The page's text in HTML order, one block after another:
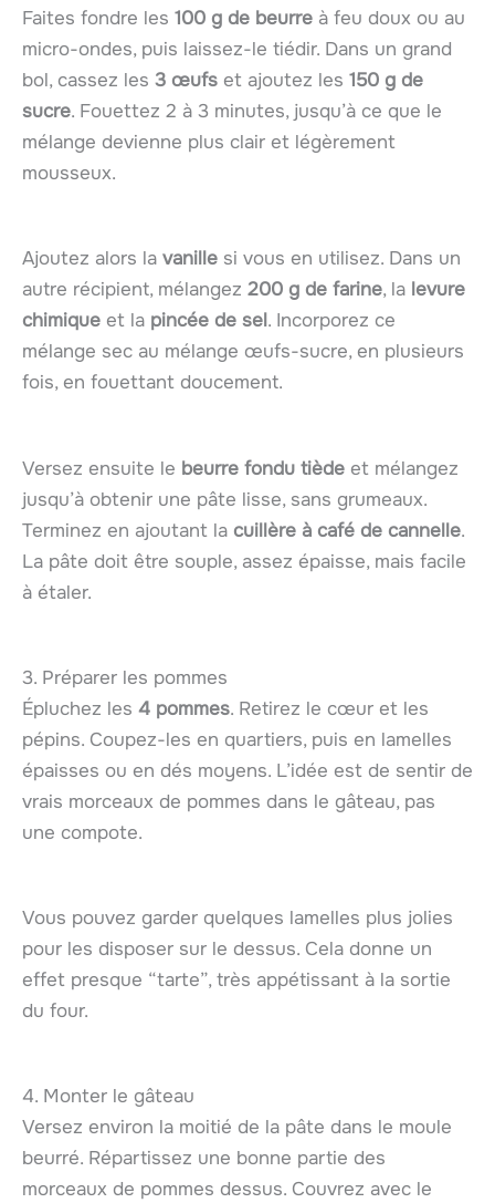
Faites fondre les 100 g de beurre à feu doux ou au
micro-ondes, puis laissez-le tiédir. Dans un grand
bol, cassez les 3 œufs et ajoutez les 150 g de
sucre. Fouettez 2 à 3 minutes, jusqu’à ce que le
mélange devienne plus clair et légèrement
mousseux.
Ajoutez alors la vanille si vous en utilisez. Dans un
autre récipient, mélangez 200 g de farine, la levure
chimique et la pincée de sel. Incorporez ce
mélange sec au mélange œufs-sucre, en plusieurs
fois, en fouettant doucement.
Versez ensuite le beurre fondu tiède et mélangez
jusqu’à obtenir une pâte lisse, sans grumeaux.
Terminez en ajoutant la cuillère à café de cannelle.
La pâte doit être souple, assez épaisse, mais facile
à étaler.
3. Préparer les pommes
Épluchez les 4 pommes. Retirez le cœur et les
pépins. Coupez-les en quartiers, puis en lamelles
épaisses ou en dés moyens. L’idée est de sentir de
vrais morceaux de pommes dans le gâteau, pas
une compote.
Vous pouvez garder quelques lamelles plus jolies
pour les disposer sur le dessus. Cela donne un
effet presque “tarte”, très appétissant à la sortie
du four.
4. Monter le gâteau
Versez environ la moitié de la pâte dans le moule
beurré. Répartissez une bonne partie des
morceaux de pommes dessus. Couvrez avec le